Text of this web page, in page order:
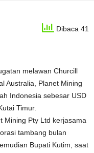
Dibaca 41
melawan Churcill
Australia, Planet Mining
Indonesia sebesar USD
Timur.
Mining Pty Ltd kerjasama
tambang bulan
Bupati Kutim, saat